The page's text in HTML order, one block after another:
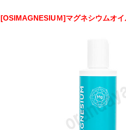
[OSIMAGNESIUＭ]マグネシウムオイ